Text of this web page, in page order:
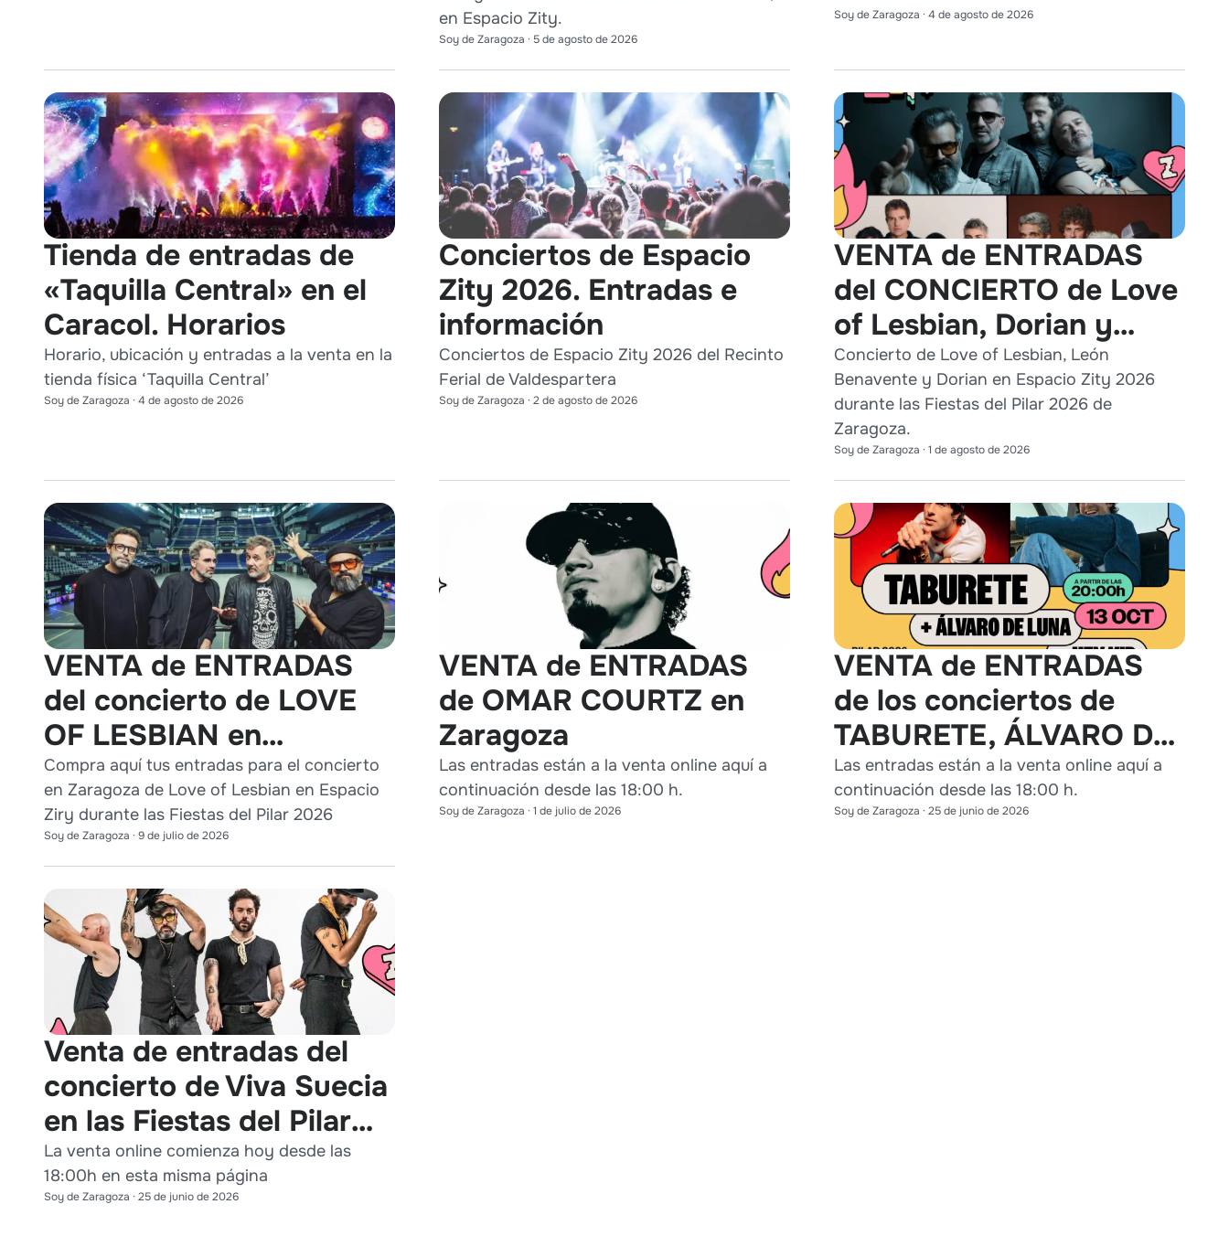
en Espacio Zity.
Soy de Zaragoza · 5 de agosto de 2026
Soy de Zaragoza · 4 de agosto de 2026
Tienda de entradas de
«Taquilla Central» en el
Caracol. Horarios
Horario, ubicación y entradas a la venta en la
tienda física ‘Taquilla Central’
Soy de Zaragoza · 4 de agosto de 2026
Conciertos de Espacio
Zity 2026. Entradas e
información
Conciertos de Espacio Zity 2026 del Recinto
Ferial de Valdespartera
Soy de Zaragoza · 2 de agosto de 2026
VENTA de ENTRADAS
del CONCIERTO de Love
of Lesbian, Dorian y
León Benavente en
Zaragoza 2026
Concierto de Love of Lesbian, León
Benavente y Dorian en Espacio Zity 2026
durante las Fiestas del Pilar 2026 de
Zaragoza.
Soy de Zaragoza · 1 de agosto de 2026
VENTA de ENTRADAS
del concierto de LOVE
OF LESBIAN en
Zaragoza durante Pilares
2026
Compra aquí tus entradas para el concierto
en Zaragoza de Love of Lesbian en Espacio
Ziry durante las Fiestas del Pilar 2026
Soy de Zaragoza · 9 de julio de 2026
VENTA de ENTRADAS
de OMAR COURTZ en
Zaragoza
Las entradas están a la venta online aquí a
continuación desde las 18:00 h.
Soy de Zaragoza · 1 de julio de 2026
VENTA de ENTRADAS
de los conciertos de
TABURETE, ÁLVARO DE
LUNA y HEY KID en
Zaragoza
Las entradas están a la venta online aquí a
continuación desde las 18:00 h.
Soy de Zaragoza · 25 de junio de 2026
Venta de entradas del
concierto de Viva Suecia
en las Fiestas del Pilar
2026
La venta online comienza hoy desde las
18:00h en esta misma página
Soy de Zaragoza · 25 de junio de 2026